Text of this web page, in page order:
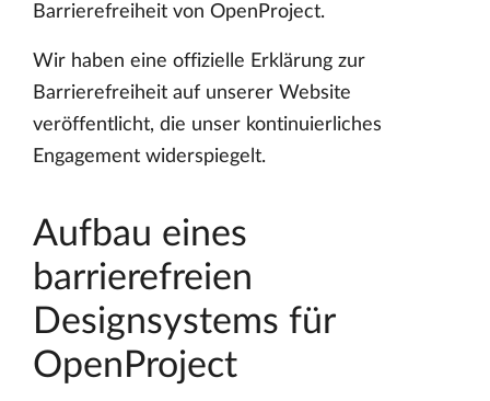
Barrierefreiheit von OpenProject.
Wir haben eine offizielle Erklärung zur
Barrierefreiheit auf unserer Website
veröffentlicht, die unser kontinuierliches
Engagement widerspiegelt.
Aufbau eines
barrierefreien
Designsystems für
OpenProject